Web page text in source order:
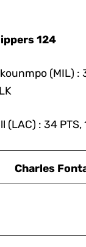
124
(MIL) :
(LAC) : 34 PTS,
Charles